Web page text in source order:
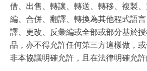
借、出售、轉讓、轉送、轉移、複製
編、合併、翻譯、轉換為其他程式語
譯、更改、反彙編或全部或部分基於
品，亦不得允許任何第三方這樣做，
非本協議明確允許，且在法律明確允許